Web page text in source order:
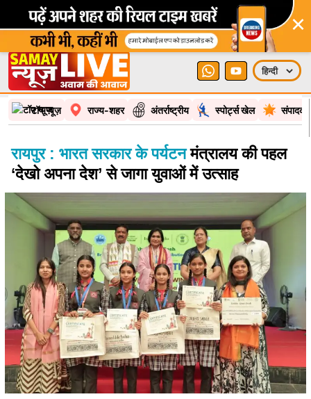
×
टॉप न्यूज़ राज्य-शहर अंतर्राष्ट्रीय स्पोर्ट्स खेल
रायपुर : भारत सरकार के पर्यटनमंत्रालय की पहल
‘देखो अपना देश’ से जागा युवाओं में उत्साह